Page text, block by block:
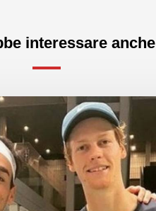
interessare anche